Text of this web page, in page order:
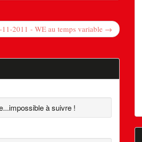
11-2011 - WE au temps variable →
à suivre !